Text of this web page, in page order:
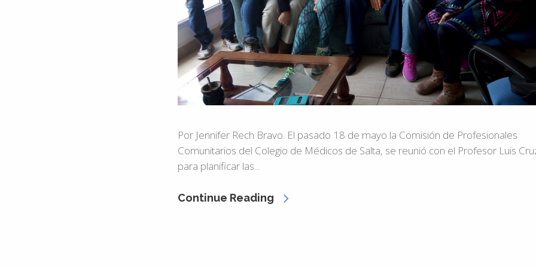
Por Jennifer Rech Bravo. El pasado 18 de mayo la Comisión de Profesionales
Comunitarios del Colegio de Médicos de Salta, se reunió con el Profesor Luis
para planificar las...
Continue Reading